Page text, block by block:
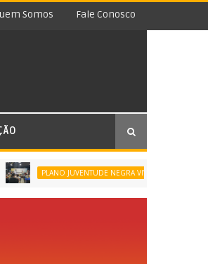
Somos Fale Conosco
PLANO JUVENTUDE NEGRA VIVA (PJNV)